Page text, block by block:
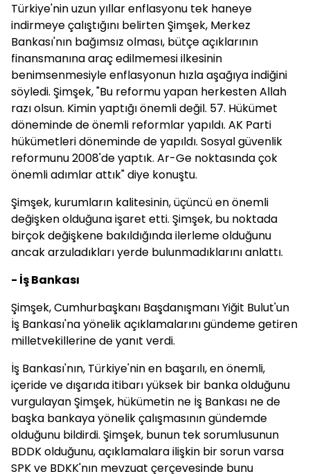
Türkiye'nin uzun yıllar enflasyonu tek haneye
indirmeye çalıştığını belirten Şimşek, Merkez
Bankası'nın bağımsız olması, bütçe açıklarının
finansmanına araç edilmemesi ilkesinin
benimsenmesiyle enflasyonun hızla aşağıya indiğini
söyledi. Şimşek, "Bu reformu yapan herkesten Allah
razı olsun. Kimin yaptığı önemli değil. 57. Hükümet
döneminde de önemli reformlar yapıldı. AK Parti
hükümetleri döneminde de yapıldı. Sosyal güvenlik
reformunu 2008'de yaptık. Ar-Ge noktasında çok
önemli adımlar attık" diye konuştu.
Şimşek, kurumların kalitesinin, üçüncü en önemli
değişken olduğuna işaret etti. Şimşek, bu noktada
birçok değişkene bakıldığında ilerleme olduğunu
ancak arzuladıkları yerde bulunmadıklarını anlattı.
- İş Bankası
Şimşek, Cumhurbaşkanı Başdanışmanı Yiğit Bulut'un
İş Bankası'na yönelik açıklamalarını gündeme getiren
milletvekillerine de yanıt verdi.
İş Bankası'nın, Türkiye'nin en başarılı, en önemli,
içeride ve dışarıda itibarı yüksek bir banka olduğunu
vurgulayan Şimşek, hükümetin ne İş Bankası ne de
başka bankaya yönelik çalışmasının gündemde
olduğunu bildirdi. Şimşek, bunun tek sorumlusunun
BDDK olduğunu, açıklamalara ilişkin bir sorun varsa
SPK ve BDKK'nın mevzuat çerçevesinde bunu